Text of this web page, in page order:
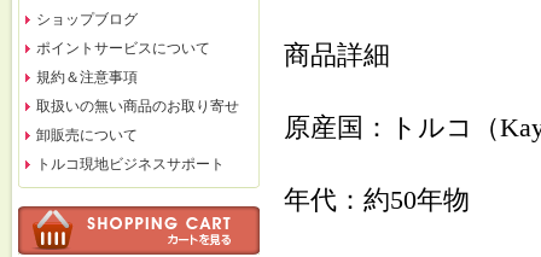
ショップブログ
ポイントサービスについて
規約＆注意事項
取扱いの無い商品のお取り寄せ
卸販売について
トルコ現地ビジネスサポート
商品詳細
原産国：トルコ（
年代：約50年物